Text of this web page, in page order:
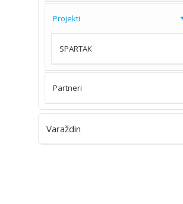
Projekti
SPARTAK
Partneri
Varaždin